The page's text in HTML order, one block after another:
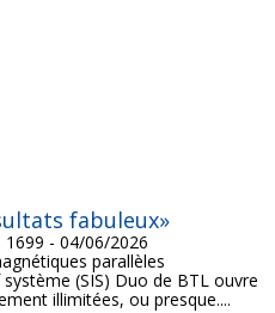
fabuleux»
1699 - 04/06/2026
parallèles
(SIS) Duo de BTL ouvre
illimitées, ou presque....